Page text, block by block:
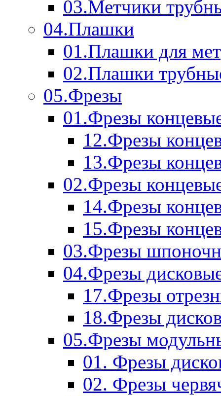
03.Метчики
04.Плашки
01.Плашки для
02.Плашки
05.Фрезы
01.Фрезы
12.Фрезы
13.Фрезы
02.Фрезы
14.Фрезы
15.Фрезы
03.Фрезы
04.Фрезы
17.Фрезы
18.Фрезы
05.Фрезы
01. Фрезы
02. Фрезы